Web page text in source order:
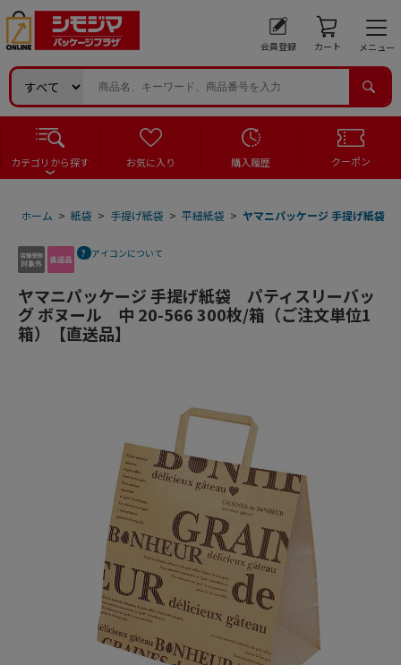
会員登録 カート メニュー
カテゴリから探す お気に入り 購入履歴 クーポン
ホーム > 紙袋 > 手提げ紙袋 > 平紐紙袋 > ヤマニパッケージ 手提げ紙袋
アイコンについて
ヤマニパッケージ 手提げ紙袋 パティスリーバッ
グ ボヌール 中 20-566 300枚/箱（ご注文単位1
箱）【直送品】